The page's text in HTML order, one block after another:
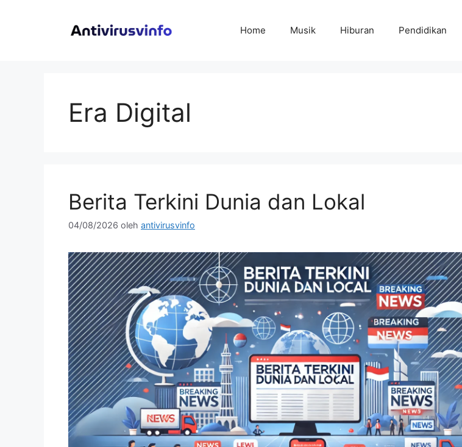
Home Musik Hiburan Pendidikan
Era Digital
Berita Terkini Dunia dan Lokal
04/08/2026 oleh antivirusvinfo